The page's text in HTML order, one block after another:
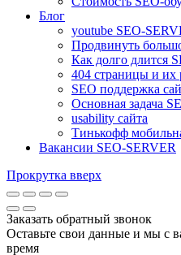
Блог
youtube SEO-
Продвинуть
Как долго длится
404 страницы и их
SEO поддержка
Основная задача
usability сайта
Тинькофф
Вакансии SEO-SERVER
Прокрутка вверх
Заказать обратный звонок
Оставьте свои данные и мы с
время